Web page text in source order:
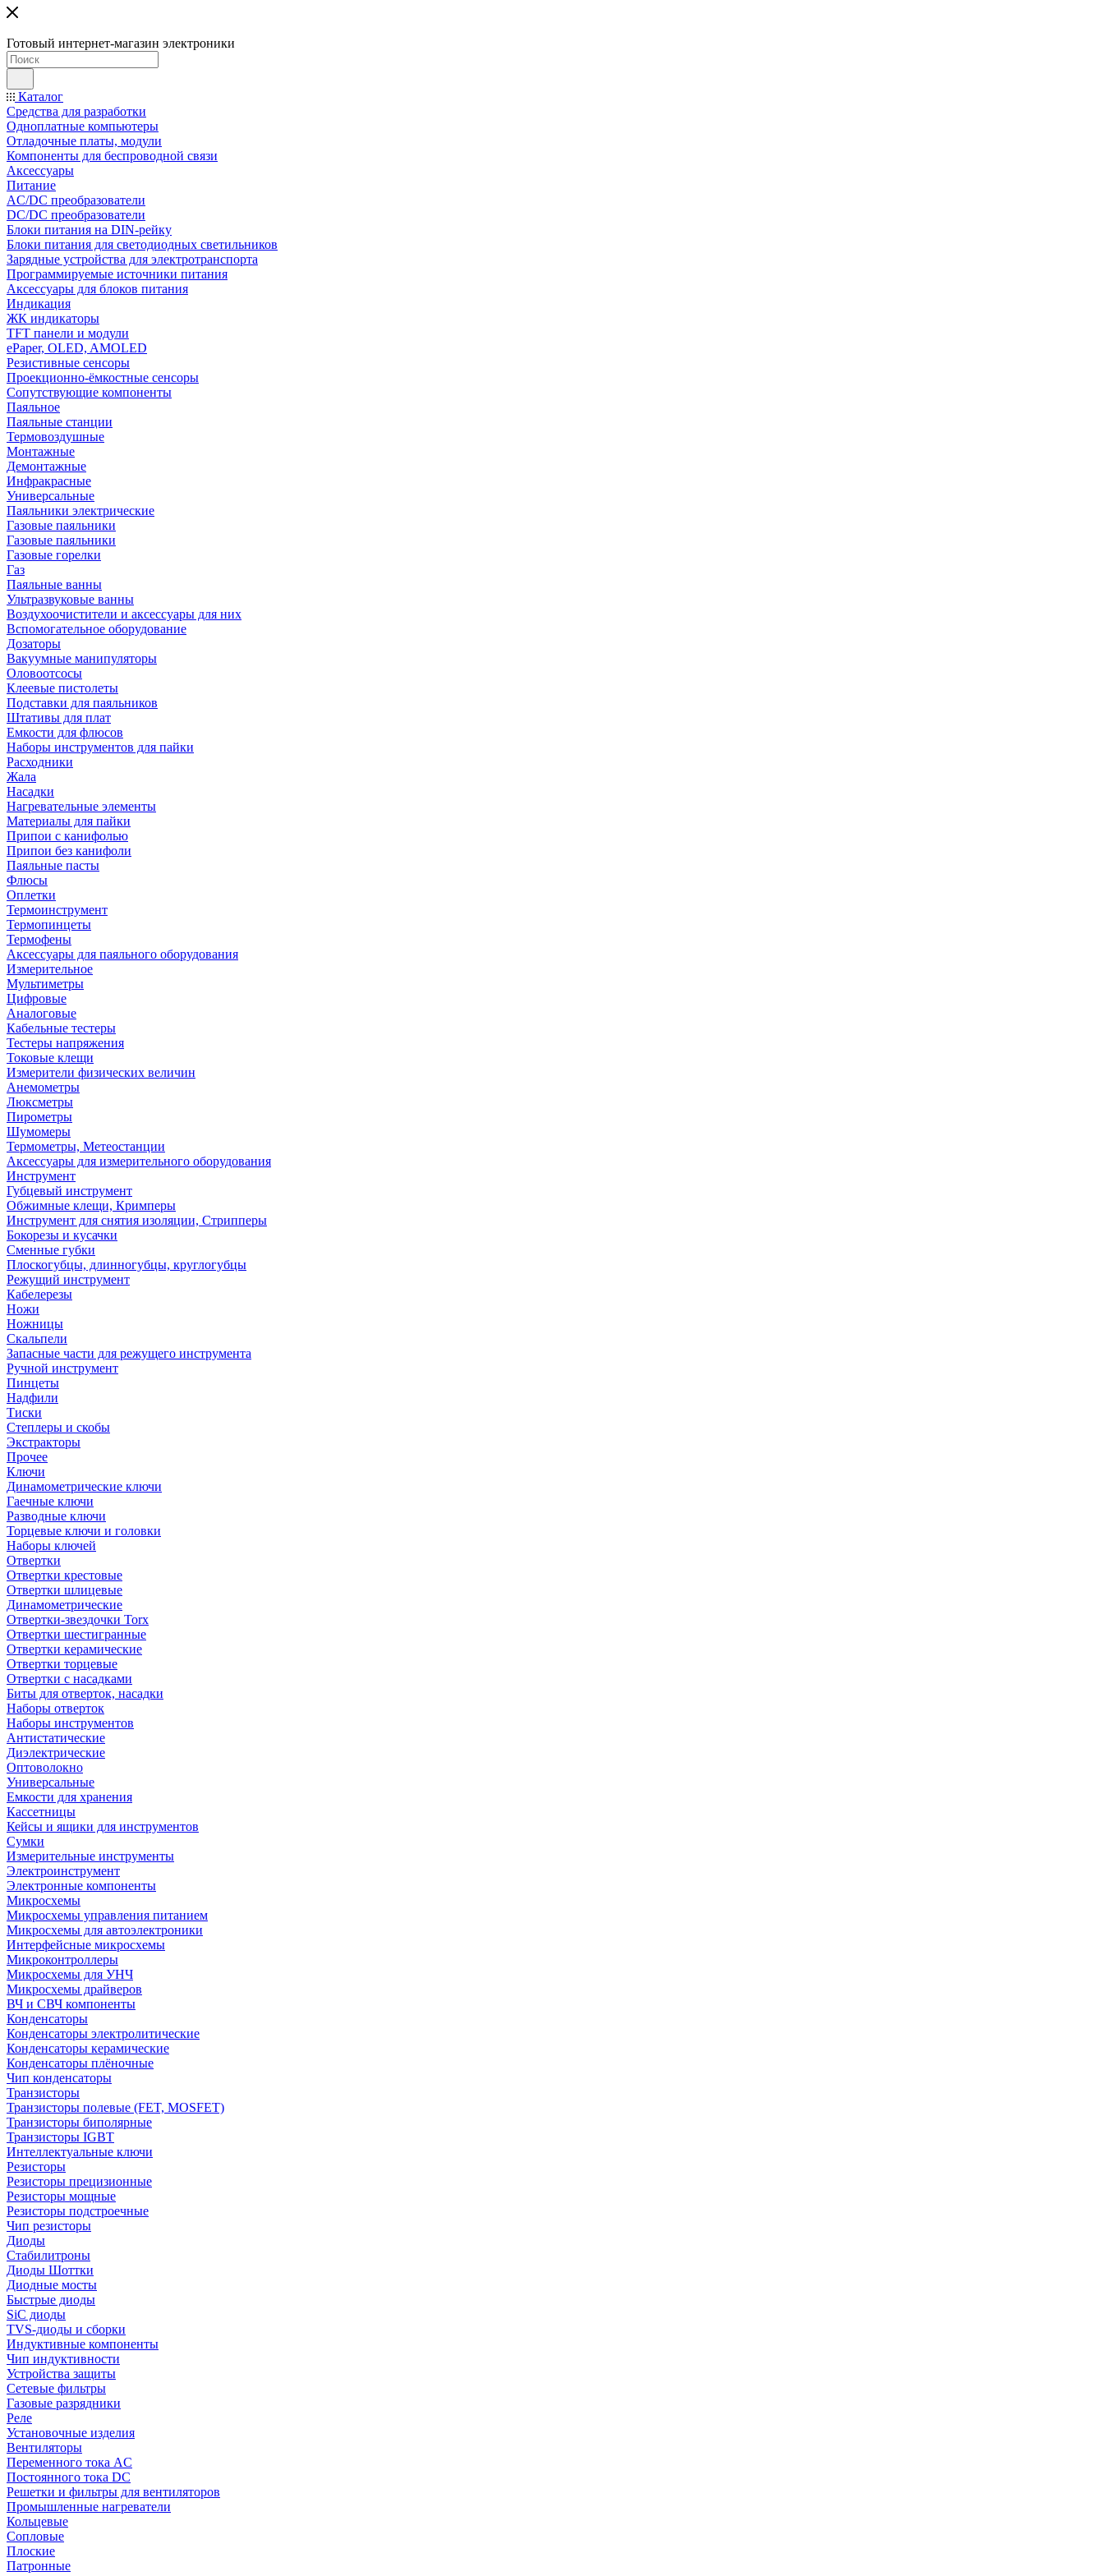
Готовый интернет-магазин электроники
Каталог
Средства для разработки
Одноплатные компьютеры
Отладочные платы, модули
Компоненты для беспроводной связи
Аксессуары
Питание
AC/DC преобразователи
DC/DC преобразователи
Блоки питания на DIN-рейку
Блоки питания для светодиодных светильников
Зарядные устройства для электротранспорта
Программируемые источники питания
Аксессуары для блоков питания
Индикация
ЖК индикаторы
TFT панели и модули
ePaper, OLED, AMOLED
Резистивные сенсоры
Проекционно-ёмкостные сенсоры
Сопутствующие компоненты
Паяльное
Паяльные станции
Термовоздушные
Монтажные
Демонтажные
Инфракрасные
Универсальные
Паяльники электрические
Газовые паяльники
Газовые паяльники
Газовые горелки
Газ
Паяльные ванны
Ультразвуковые ванны
Воздухоочистители и аксессуары для них
Вспомогательное оборудование
Дозаторы
Вакуумные манипуляторы
Оловоотсосы
Клеевые пистолеты
Подставки для паяльников
Штативы для плат
Емкости для флюсов
Наборы инструментов для пайки
Расходники
Жала
Насадки
Нагревательные элементы
Материалы для пайки
Припои с канифолью
Припои без канифоли
Паяльные пасты
Флюсы
Оплетки
Термоинструмент
Термопинцеты
Термофены
Аксессуары для паяльного оборудования
Измерительное
Мультиметры
Цифровые
Аналоговые
Кабельные тестеры
Тестеры напряжения
Токовые клещи
Измерители физических величин
Анемометры
Люксметры
Пирометры
Шумомеры
Термометры, Метеостанции
Аксессуары для измерительного оборудования
Инструмент
Губцевый инструмент
Обжимные клещи, Кримперы
Инструмент для снятия изоляции, Стрипперы
Бокорезы и кусачки
Сменные губки
Плоскогубцы, длинногубцы, круглогубцы
Режущий инструмент
Кабелерезы
Ножи
Ножницы
Скальпели
Запасные части для режущего инструмента
Ручной инструмент
Пинцеты
Надфили
Тиски
Степлеры и скобы
Экстракторы
Прочее
Ключи
Динамометрические ключи
Гаечные ключи
Разводные ключи
Торцевые ключи и головки
Наборы ключей
Отвертки
Отвертки крестовые
Отвертки шлицевые
Динамометрические
Отвертки-звездочки Torx
Отвертки шестигранные
Отвертки керамические
Отвертки торцевые
Отвертки с насадками
Биты для отверток, насадки
Наборы отверток
Наборы инструментов
Антистатические
Диэлектрические
Оптоволокно
Универсальные
Емкости для хранения
Кассетницы
Кейсы и ящики для инструментов
Сумки
Измерительные инструменты
Электроинструмент
Электронные компоненты
Микросхемы
Микросхемы управления питанием
Микросхемы для автоэлектроники
Интерфейсные микросхемы
Микроконтроллеры
Микросхемы для УНЧ
Микросхемы драйверов
ВЧ и СВЧ компоненты
Конденсаторы
Конденсаторы электролитические
Конденсаторы керамические
Конденсаторы плёночные
Чип конденсаторы
Транзисторы
Транзисторы полевые (FET, MOSFET)
Транзисторы биполярные
Транзисторы IGBT
Интеллектуальные ключи
Резисторы
Резисторы прецизионные
Резисторы мощные
Резисторы подстроечные
Чип резисторы
Диоды
Стабилитроны
Диоды Шоттки
Диодные мосты
Быстрые диоды
SiC диоды
TVS-диоды и сборки
Индуктивные компоненты
Чип индуктивности
Устройства защиты
Сетевые фильтры
Газовые разрядники
Реле
Установочные изделия
Вентиляторы
Переменного тока AC
Постоянного тока DC
Решетки и фильтры для вентиляторов
Промышленные нагреватели
Кольцевые
Сопловые
Плоские
Патронные